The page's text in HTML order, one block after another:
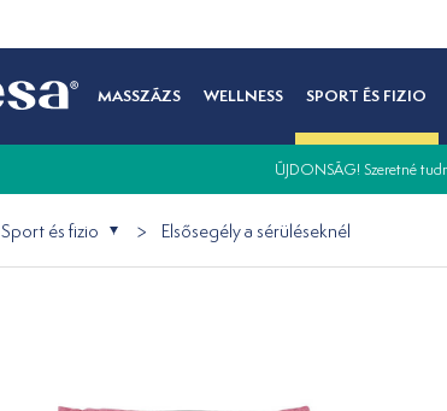
MASSZÁZS WELLNESS SPORT ÉS FIZIO
ÚJDONSÁG! Szeretné
Sport és fizio Elsősegély a sérüléseknél